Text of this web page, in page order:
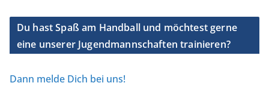
Du hast Spaß am Handball und möchtest gerne
eine unserer Jugendmannschaften trainieren?
Dann melde Dich bei uns!